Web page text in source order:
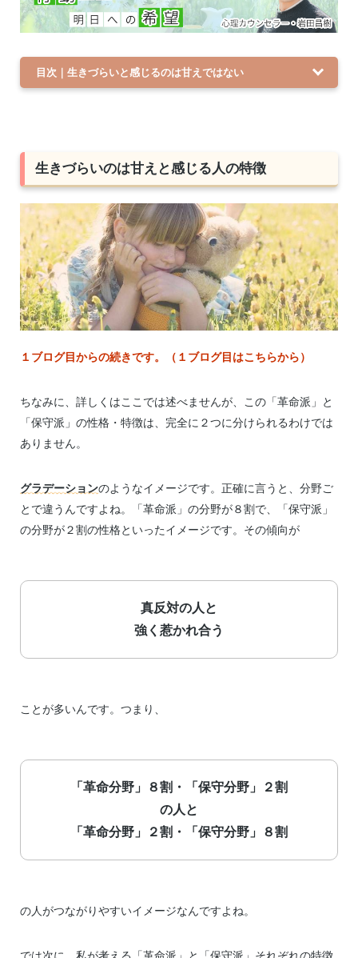
目次｜生きづらいと感じるのは甘えではない
生きづらいのは甘えと感じる人の特徴
１ブログ目からの続きです。（１ブログ目はこちらから）
ちなみに、詳しくはここでは述べませんが、この「革命派」と
「保守派」の性格・特徴は、完全に２つに分けられるわけでは
ありません。
グラデーションのようなイメージです。正確に言うと、分野ご
とで違うんですよね。「革命派」の分野が８割で、「保守派」
の分野が２割の性格といったイメージです。その傾向が
真反対の人と
強く惹かれ合う
ことが多いんです。つまり、
「革命分野」８割・「保守分野」２割
の人と
「革命分野」２割・「保守分野」８割
の人がつながりやすいイメージなんですよね。